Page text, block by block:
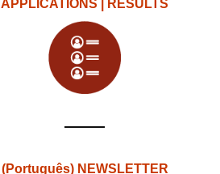
APPLICATIONS | RESULTS
(Português) NEWSLETTER